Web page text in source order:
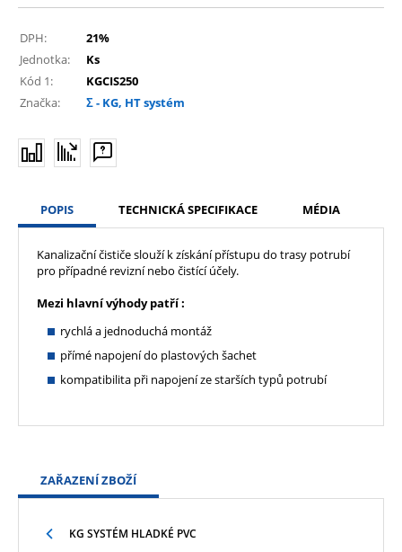
DPH:
21%
Jednotka:
Ks
Kód 1:
KGCIS250
Značka:
Σ - KG, HT systém
POPIS TECHNICKÁ SPECIFIKACE MÉDIA
Kanalizační čističe slouží k získání přístupu do trasy potrubí
pro případné revizní nebo čistící účely.
Mezi hlavní výhody patří :
rychlá a jednoduchá montáž
přímé napojení do plastových šachet
kompatibilita při napojení ze starších typů potrubí
ZAŘAZENÍ ZBOŽÍ
KG SYSTÉM HLADKÉ PVC